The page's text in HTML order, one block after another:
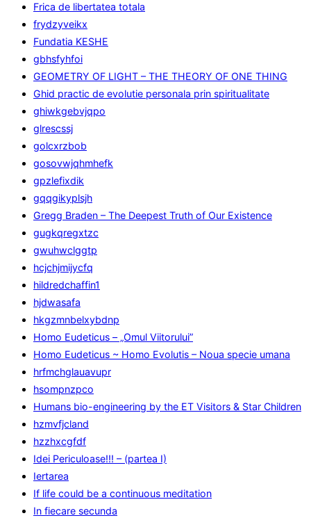
Frica de libertatea totala
frydzyveikx
Fundatia KESHE
gbhsfyhfoi
GEOMETRY OF LIGHT – THE THEORY OF ONE THING
Ghid practic de evolutie personala prin spiritualitate
ghiwkgebvjqpo
glrescssj
golcxrzbob
gosovwjqhmhefk
gpzlefixdik
gqqgikyplsjh
Gregg Braden – The Deepest Truth of Our Existence
gugkqregxtzc
gwuhwclggtp
hcjchjmijycfq
hildredchaffin1
hjdwasafa
hkgzmnbelxybdnp
Homo Eudeticus – „Omul Viitorului”
Homo Eudeticus ~ Homo Evolutis – Noua specie umana
hrfmchglauavupr
hsompnzpco
Humans bio-engineering by the ET Visitors & Star Children
hzmvfjcland
hzzhxcgfdf
Idei Periculoase!!! – (partea I)
Iertarea
If life could be a continuous meditation
In fiecare secunda